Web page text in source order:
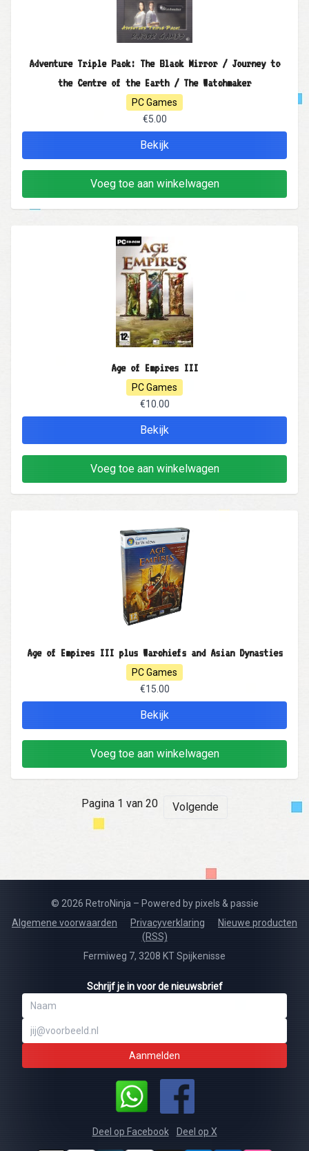
Adventure Triple Pack: The Black Mirror / Journey to
the Centre of the Earth / The Watchmaker
PC Games
€5.00
Bekijk
Voeg toe aan winkelwagen
Age of Empires III
PC Games
€10.00
Bekijk
Voeg toe aan winkelwagen
Age of Empires III plus Warchiefs and Asian Dynasties
PC Games
€15.00
Bekijk
Voeg toe aan winkelwagen
Pagina 1 van 20 Volgende
© 2026 RetroNinja – Powered by pixels & passie
Algemene voorwaarden
Privacyverklaring
Nieuwe producten
(RSS)
Fermiweg 7, 3208 KT Spijkenisse
Schrijf je in voor de nieuwsbrief
Aanmelden
Deel op Facebook Deel op X